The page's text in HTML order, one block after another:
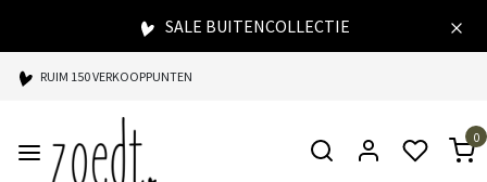
SALE BUITENCOLLECTIE
RUIM 150 VERKOOPPUNTEN
SPAARPUNTEN BIJ ELKE AANKOOP
SNELLE LEVERING
0